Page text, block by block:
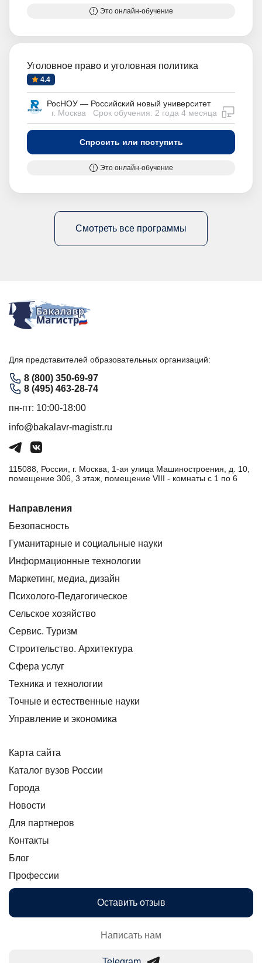
Это онлайн-обучение
Уголовное право и уголовная политика
4.4
РосНОУ — Российский новый университет
г. Москва
Срок обучения: 2 года 4 месяца
Спросить или поступить
Это онлайн-обучение
Смотреть все программы
Для представителей образовательных организаций:
8 (800) 350-69-97
8 (495) 463-28-74
пн-пт: 10:00-18:00
info@bakalavr-magistr.ru
115088, Россия, г. Москва, 1-ая улица Машиностроения, д. 10,
помещение 306, 3 этаж, помещение VIII - комнаты с 1 по 6
Направления
Безопасность
Гуманитарные и социальные науки
Информационные технологии
Маркетинг, медиа, дизайн
Психолого-Педагогическое
Сельское хозяйство
Сервис. Туризм
Строительство. Архитектура
Сфера услуг
Техника и технологии
Точные и естественные науки
Управление и экономика
Карта сайта
Каталог вузов России
Города
Новости
Для партнеров
Контакты
Блог
Профессии
Оставить отзыв
Написать нам